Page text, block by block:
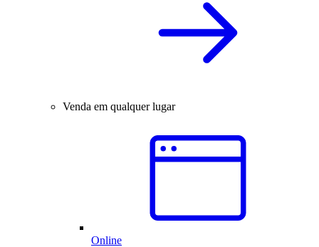
Venda em qualquer lugar
Online